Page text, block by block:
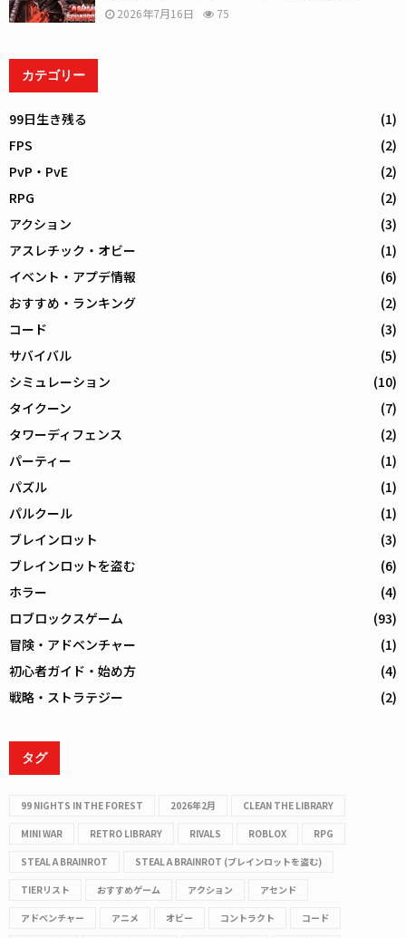
2026年7月16日 75
カテゴリー
99日生き残る
(1)
FPS
(2)
PvP・PvE
(2)
RPG
(2)
アクション
(3)
アスレチック・オビー
(1)
イベント・アプデ情報
(6)
おすすめ・ランキング
(2)
コード
(3)
サバイバル
(5)
シミュレーション
(10)
タイクーン
(7)
タワーディフェンス
(2)
パーティー
(1)
パズル
(1)
パルクール
(1)
ブレインロット
(3)
ブレインロットを盗む
(6)
ホラー
(4)
ロブロックスゲーム
(93)
冒険・アドベンチャー
(1)
初心者ガイド・始め方
(4)
戦略・ストラテジー
(2)
タグ
99 NIGHTS IN THE FOREST 2026年2月 CLEAN THE LIBRARY
MINI WAR RETRO LIBRARY RIVALS ROBLOX RPG
STEAL A BRAINROT STEAL A BRAINROT (ブレインロットを盗む)
TIERリスト おすすめゲーム アクション アセンド
アドベンチャー アニメ オビー コントラクト コード